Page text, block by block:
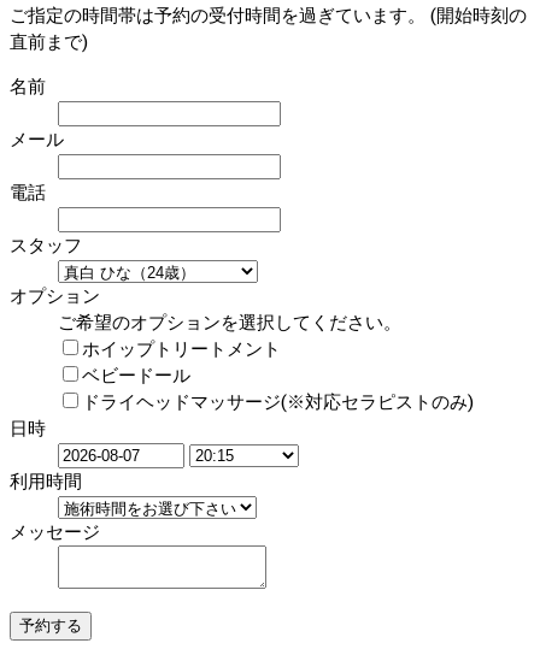
ご指定の時間帯は予約の受付時間を過ぎています。 (開始時刻の
直前まで)
名前
メール
電話
スタッフ
オプション
ご希望のオプションを選択してください。
ホイップトリートメント
ベビードール
ドライヘッドマッサージ(※対応セラピストのみ)
日時
利用時間
メッセージ